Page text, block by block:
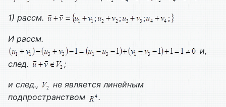
1) рассм.
И рассм.
и,
след.
;
и след.,
не является линейным
подпространством
.